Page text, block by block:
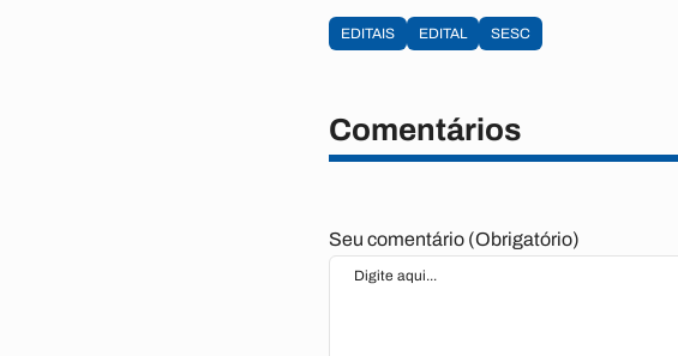
EDITAIS EDITAL SESC
Comentários
Seu comentário (Obrigatório)